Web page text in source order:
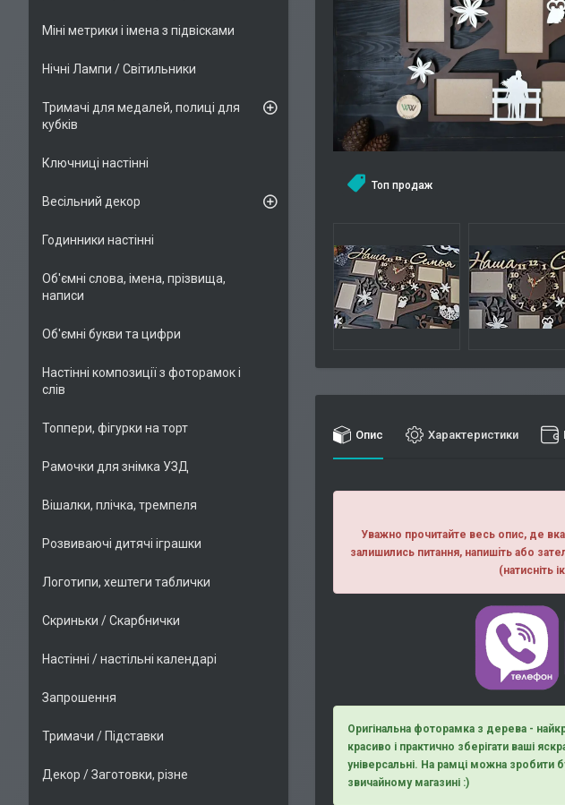
Топ продаж
Опис Характеристики
Уважно прочитайте весь опис, де
залишились питання, напишiть або
(натисніть
Оригінальна фоторамка з дерева -
красиво і практично зберігати ваші
універсальні. На рамці можна зробити
звичайному магазині :)
Міні метрики і імена з підвісками
Нічні Лампи / Світильники
Тримачі для медалей, полиці для
кубків
Ключниці настінні
Весільний декор
Годинники настінні
Об'ємні слова, імена, прізвища,
написи
Об'ємні букви та цифри
Настінні композиції з фоторамок і
слів
Топпери, фігурки на торт
Рамочки для знімка УЗД
Вішалки, плічка, тремпеля
Розвиваючі дитячі іграшки
Логотипи, хештеги таблички
Скриньки / Скарбнички
Настінні / настільні календарі
Запрошення
Тримачи / Підставки
Декор / Заготовки, різне